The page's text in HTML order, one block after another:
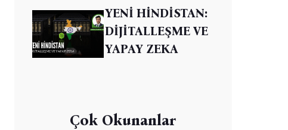
YENİ HİNDİSTAN:
DİJİTALLEŞME VE
YAPAY ZEKA
Çok Okunanlar